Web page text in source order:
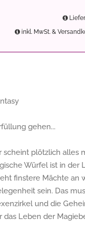
inkl. MwSt. &
gehen...
plötzlich alles
Würfel ist in der
finstere Mächte an
sein. Das
und die
Leben der